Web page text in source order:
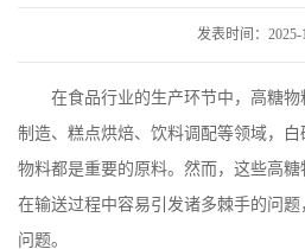
发表时间：2025-
在食品行业的生产环节中，高糖
制造、糕点烘焙、饮料调配等领域，
物料都是重要的原料。然而，这些高糖
在输送过程中容易引发诸多棘手的问题
问题。